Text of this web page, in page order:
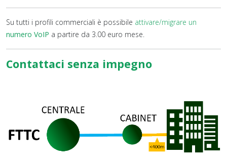
Su tutti i profili commerciali è possibile attivare/migrare un
numero VoIP a partire da 3.00 euro mese.
Contattaci senza impegno